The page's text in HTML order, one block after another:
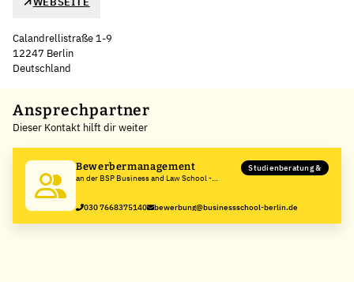
Calandrellistraße 1-9
12247 Berlin
Deutschland
+
−
Ansprechpartner
Dieser Kontakt hilft dir weiter
Bewerbermanagement
an der BSP Business and Law School -
Studienberatung &
030 7668375140 bewerbung@businessschool-berlin.de